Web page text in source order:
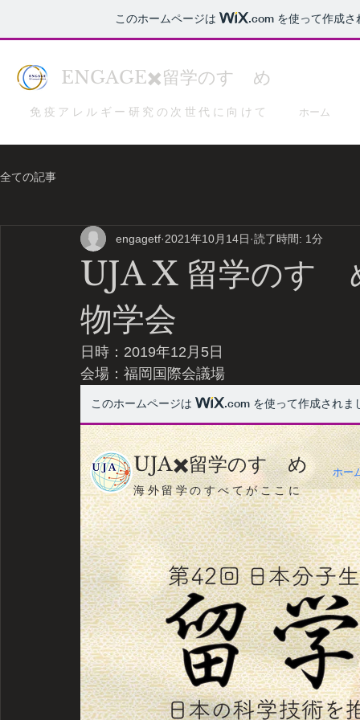
このホームページは .com を使って作成
ENGAGE✖️留学のすゝめ
免疫アレルギー研究の次世代に向けて ホーム
全ての記事
UJA X 留学のす
物学会
engagetf 2021年10月14日 読了時間: 1分
日時：2019年12月5日
会場：福岡国際会議場